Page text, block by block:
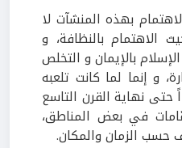
بهذه المنشآت لا
الاهتمام بالنظافة، و
بالإيمان و التخلص
و إنما لما كانت تلعبه
نهاية القرن التاسع
في بعض المناطق،
حسب الزمان والمكان.